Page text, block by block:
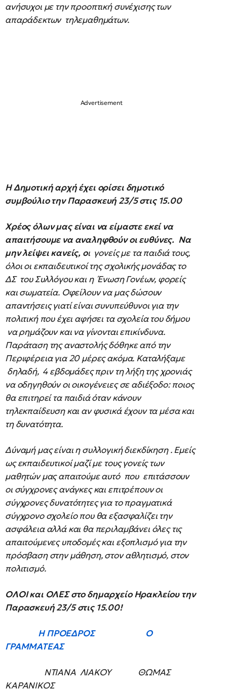
ανήσυχοι με την προοπτική συνέχισης των
απαράδεκτων τηλεμαθημάτων.
Η Δημοτική αρχή έχει ορίσει δημοτικό
συμβούλιο την Παρασκευή 23/5 στις 15.00
Χρέος όλων μας είναι να είμαστε εκεί να
απαιτήσουμε να αναληφθούν οι ευθύνες. Να
μην λείψει κανείς, οι γονείς με τα παιδιά τους,
όλοι οι εκπαιδευτικοί της σχολικής μονάδας το
ΔΣ του Συλλόγου και η Ένωση Γονέων, φορείς
και σωματεία. Οφείλουν να μας δώσουν
απαντήσεις γιατί είναι συνυπεύθυνοι για την
πολιτική που έχει αφήσει τα σχολεία του δήμου
να ρημάζουν και να γίνονται επικίνδυνα.
Παράταση της αναστολής δόθηκε από την
Περιφέρεια για 20 μέρες ακόμα. Καταλήξαμε
δηλαδή, 4 εβδομάδες πριν τη λήξη της χρονιάς
να οδηγηθούν οι οικογένειες σε αδιέξοδο: ποιος
θα επιτηρεί τα παιδιά όταν κάνουν
τηλεκπαίδευση και αν φυσικά έχουν τα μέσα και
τη δυνατότητα.
Δύναμή μας είναι η συλλογική διεκδίκηση . Εμείς
ως εκπαιδευτικοί μαζί με τους γονείς των
μαθητών μας απαιτούμε αυτό που επιτάσσουν
οι σύγχρονες ανάγκες και επιτρέπουν οι
σύγχρονες δυνατότητες για το πραγματικά
σύγχρονο σχολείο που θα εξασφαλίζει την
ασφάλεια αλλά και θα περιλαμβάνει όλες τις
απαιτούμενες υποδομές και εξοπλισμό για την
πρόσβαση στην μάθηση, στον αθλητισμό, στον
πολιτισμό.
ΟΛΟΙ και ΟΛΕΣ στο δημαρχείο Ηρακλείου την
Παρασκευή 23/5 στις 15.00!
Η ΠΡΟΕΔΡΟΣ Ο
ΓΡΑΜΜΑΤΕΑΣ
ΝΤΙΑΝΑ ΛΙΑΚΟΥ ΘΩΜΑΣ
ΚΑΡΑΝΙΚΟΣ